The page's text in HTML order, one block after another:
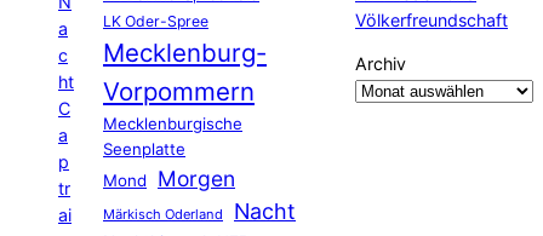
a
c
ht
C
a
p
tr
ai
LK Oder-Spree
Mecklenburg-
Vorpommern
Mecklenburgische
Seenplatte
Mond
Morgen
Märkisch Oderland Nacht
Völkerfreundschaft
Archiv